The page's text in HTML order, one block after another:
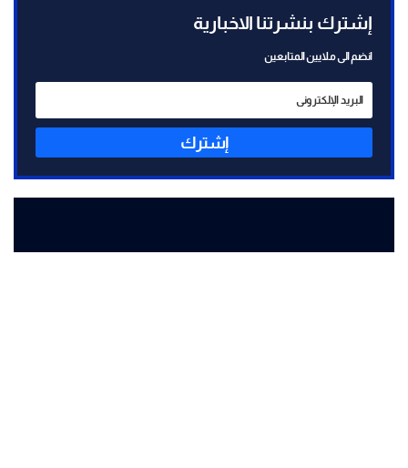
إشترك بنشرتنا الاخبارية
انضم الى ملايين المتابعين
إشترك